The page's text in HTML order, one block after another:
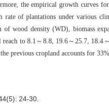
the empirical growth curves
rate of plantations under various cli
of wood density (WD), biomass
reach to 8.1～8.8, 19.6～25.7, 18.4
previous cropland accounts for
24-30.